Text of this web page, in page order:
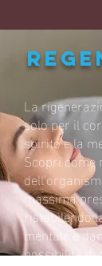
La
solo per il
spirito e la
Scopri come
massima
ristabilendo
mentale e
possibilità di